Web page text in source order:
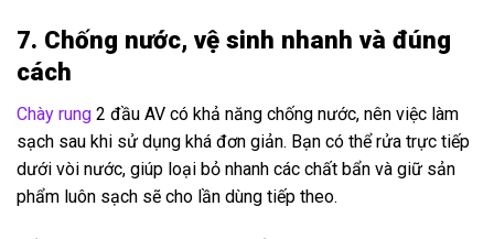
7. Chống nước, vệ sinh nhanh và đúng
cách
Chày rung 2 đầu AV có khả năng chống nước, nên việc làm
sạch sau khi sử dụng khá đơn giản. Bạn có thể rửa trực tiếp
dưới vòi nước, giúp loại bỏ nhanh các chất bẩn và giữ sản
phẩm luôn sạch sẽ cho lần dùng tiếp theo.